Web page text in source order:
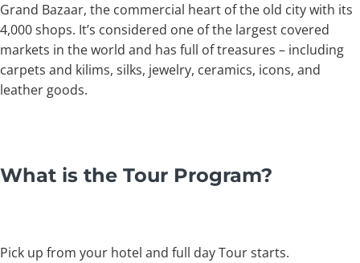
Grand Bazaar, the commercial heart of the old city with its
4,000 shops. It’s considered one of the largest covered
markets in the world and has full of treasures – including
carpets and kilims, silks, jewelry, ceramics, icons, and
leather goods.
What is the Tour Program?
Pick up from your hotel and full day Tour starts.